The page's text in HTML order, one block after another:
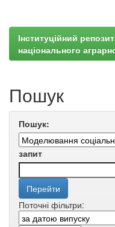
Інституційний
національного
Пошук
Пошук:
запит
Поточні фільтри: